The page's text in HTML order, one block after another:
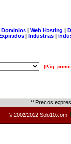
Dominios| Web Hosting |
| Industrias |
[Pág.
** Precios
© 2002/2022 Solo10.com